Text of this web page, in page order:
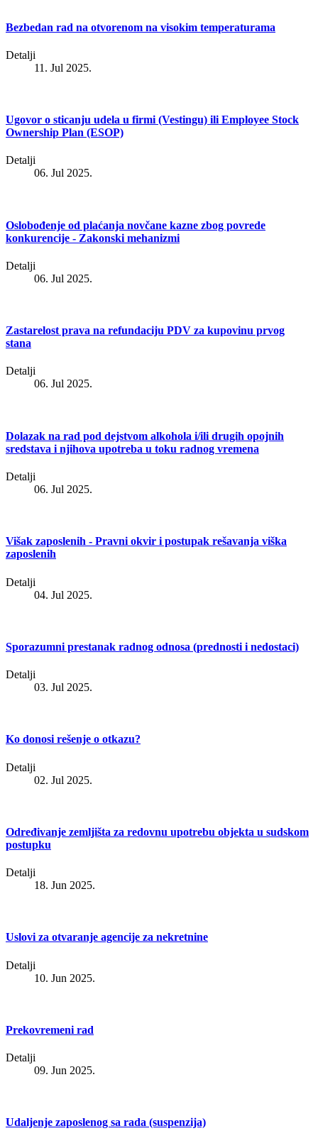
Bezbedan rad na otvorenom na visokim temperaturama
Detalji
11. Jul 2025.
Ugovor o sticanju udela u firmi (Vestingu) ili Employee Stock
Ownership Plan (ESOP)
Detalji
06. Jul 2025.
Oslobođenje od plaćanja novčane kazne zbog povrede
konkurencije - Zakonski mehanizmi
Detalji
06. Jul 2025.
Zastarelost prava na refundaciju PDV za kupovinu prvog
stana
Detalji
06. Jul 2025.
Dolazak na rad pod dejstvom alkohola i/ili drugih opojnih
sredstava i njihova upotreba u toku radnog vremena
Detalji
06. Jul 2025.
Višak zaposlenih - Pravni okvir i postupak rešavanja viška
zaposlenih
Detalji
04. Jul 2025.
Sporazumni prestanak radnog odnosa (prednosti i nedostaci)
Detalji
03. Jul 2025.
Ko donosi rešenje o otkazu?
Detalji
02. Jul 2025.
Određivanje zemljišta za redovnu upotrebu objekta u sudskom
postupku
Detalji
18. Jun 2025.
Uslovi za otvaranje agencije za nekretnine
Detalji
10. Jun 2025.
Prekovremeni rad
Detalji
09. Jun 2025.
Udaljenje zaposlenog sa rada (suspenzija)